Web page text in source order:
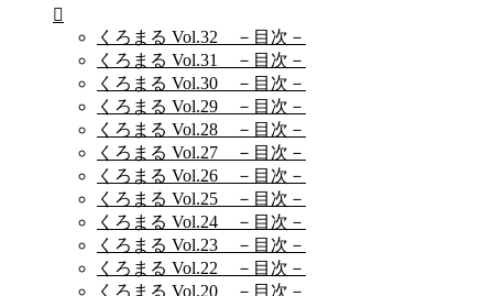
くろまる Vol.32 －目次－
くろまる Vol.31 －目次－
くろまる Vol.30 －目次－
くろまる Vol.29 －目次－
くろまる Vol.28 －目次－
くろまる Vol.27 －目次－
くろまる Vol.26 －目次－
くろまる Vol.25 －目次－
くろまる Vol.24 －目次－
くろまる Vol.23 －目次－
くろまる Vol.22 －目次－
くろまる Vol.20 －目次－